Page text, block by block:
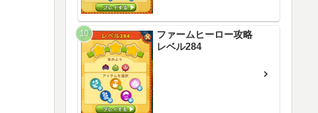
ファームヒーロー攻略
レベル284